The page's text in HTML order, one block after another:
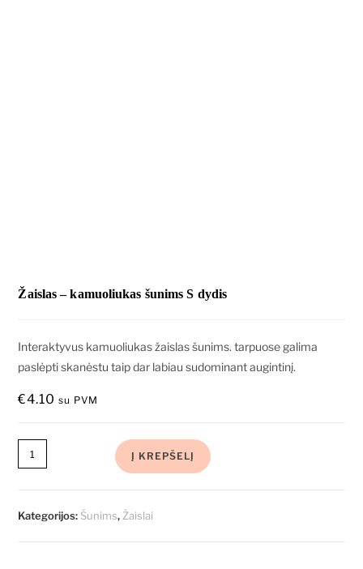
Žaislas – kamuoliukas šunims S dydis
Interaktyvus kamuoliukas žaislas šunims. tarpuose galima
paslėpti skanėstu taip dar labiau sudominant augintinį.
€4.10 su PVM
Į KREPŠELĮ
Kategorijos: Šunims, Žaislai